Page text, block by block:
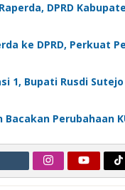
DPRD
ke DPRD, Perkuat
1, Bupati Rusdi
Perubahaan